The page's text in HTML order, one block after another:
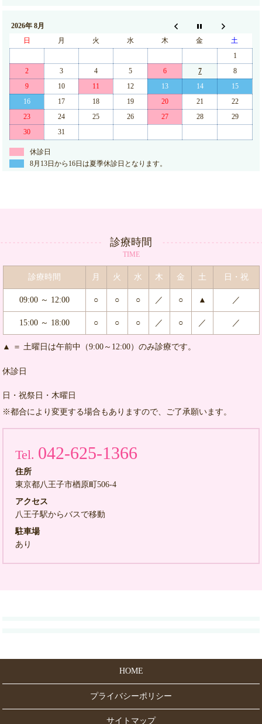
2026年 8月
日
月 火 水 木 金
土
1
2
3 4 5 6 7
8
9
10 11 12 13 14
15
16
17 18 19 20 21
22
23
24 25 26 27 28
29
30
31
休診日
8月13日から16日は夏季休診日となります。
診療時間
TIME
診療時間 月 火 水 木 金 土 日・祝
09:00 ～ 12:00 ○ ○ ○ ／ ○ ▲ ／
15:00 ～ 18:00 ○ ○ ○ ／ ○ ／ ／
▲ ＝ 土曜日は午前中（9:00～12:00）のみ診療です。
休診日
日・祝祭日・木曜日
※都合により変更する場合もありますので、ご了承願います。
Tel. 042-625-1366
住所
東京都八王子市楢原町506-4
アクセス
八王子駅からバスで移動
駐車場
あり
HOME
プライバシーポリシー
サイトマップ